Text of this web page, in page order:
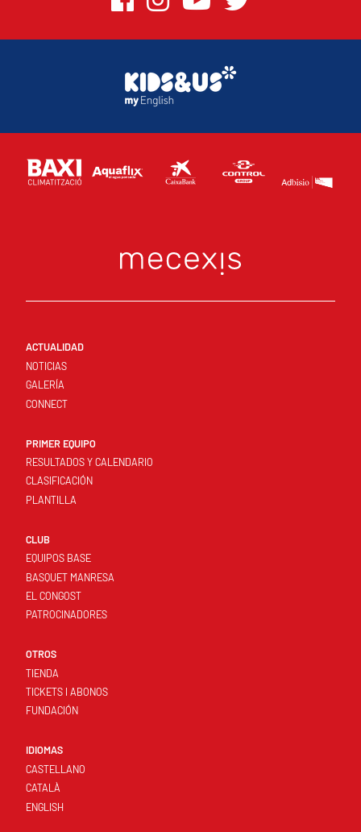
ACTUALIDAD
NOTICIAS
GALERÍA
CONNECT
PRIMER EQUIPO
RESULTADOS Y CALENDARIO
CLASIFICACIÓN
PLANTILLA
CLUB
EQUIPOS BASE
BASQUET MANRESA
EL CONGOST
PATROCINADORES
OTROS
TIENDA
TICKETS I ABONOS
FUNDACIÓN
IDIOMAS
CASTELLANO
CATALÀ
ENGLISH